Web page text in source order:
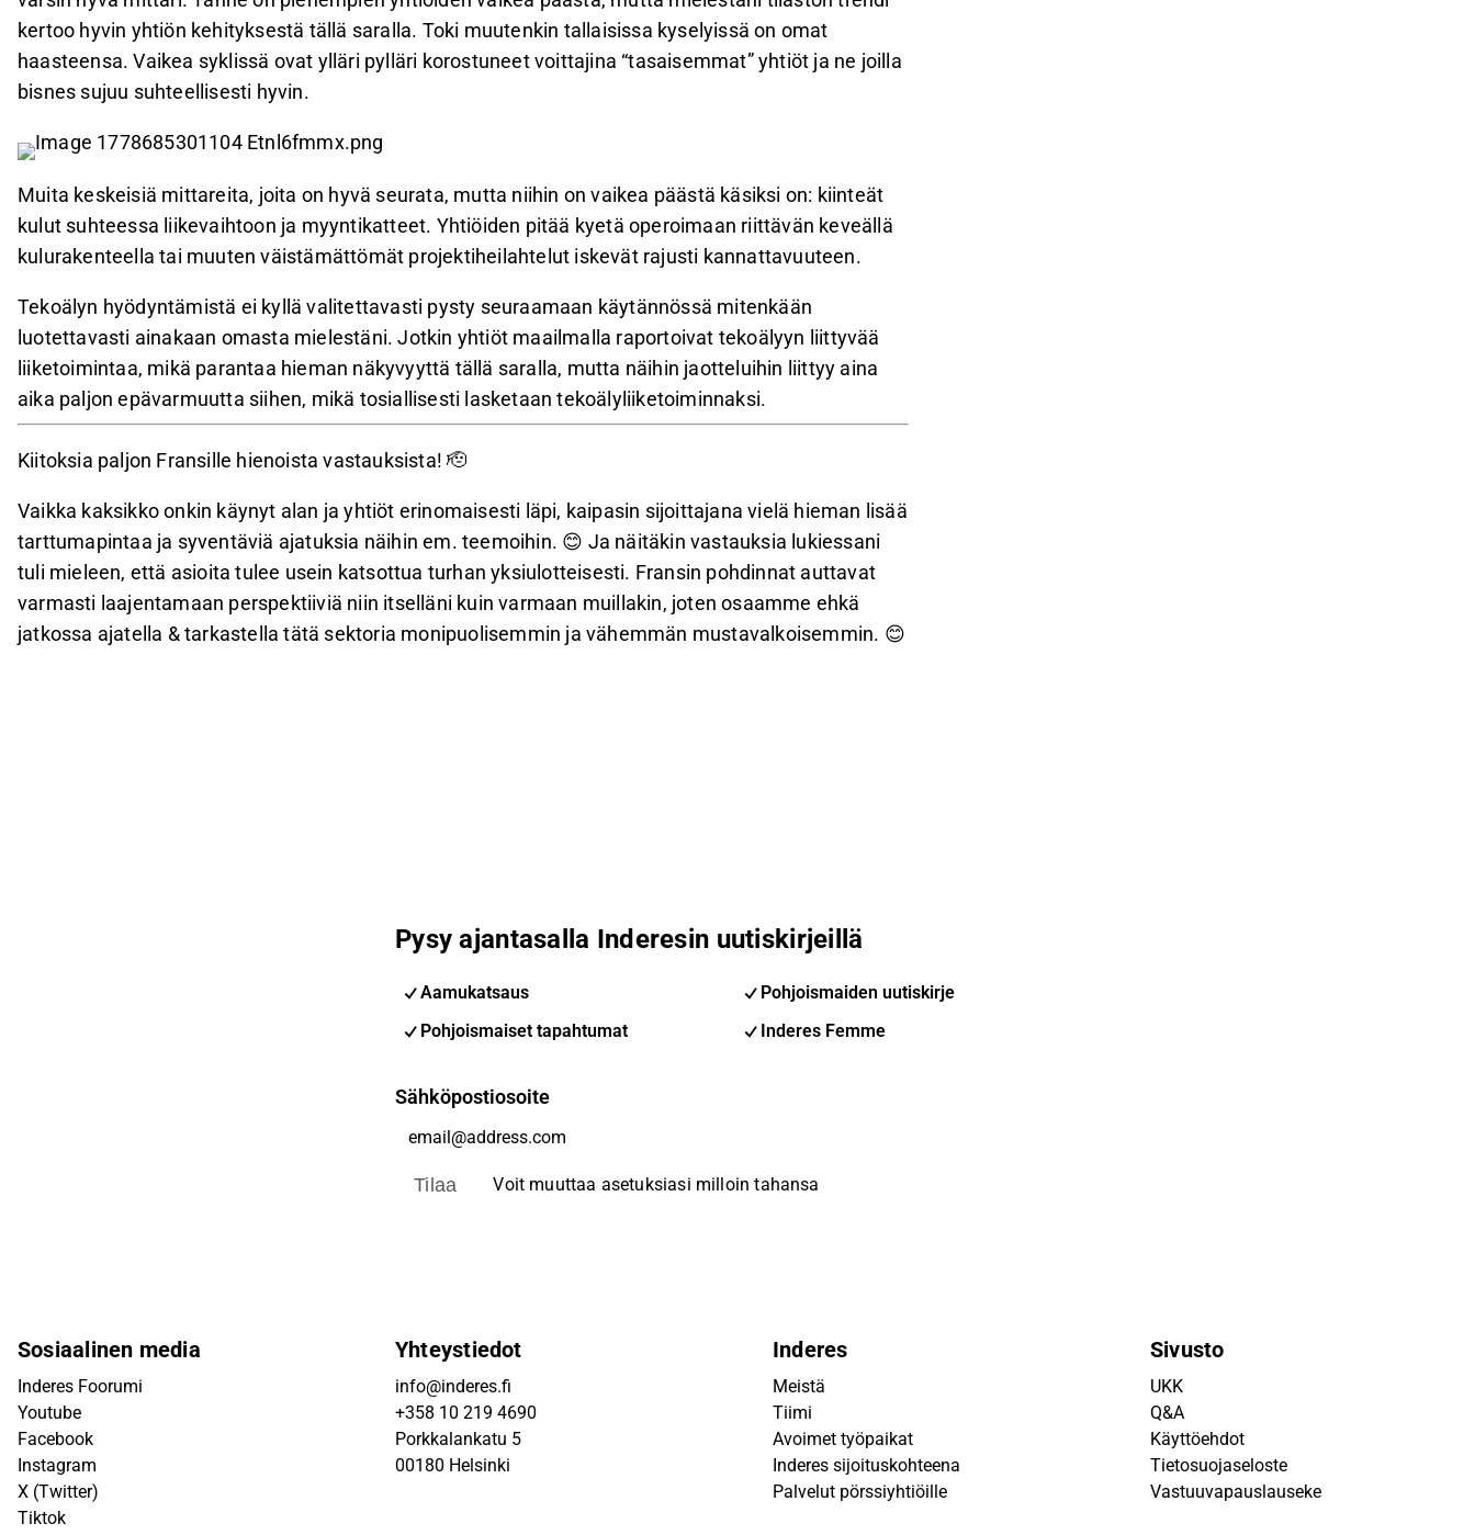
kertoo hyvin yhtiön kehityksestä tällä saralla. Toki muutenkin tallaisissa kyselyissä on omat
haasteensa. Vaikea syklissä ovat ylläri pylläri korostuneet voittajina “tasaisemmat” yhtiöt ja ne joilla
bisnes sujuu suhteellisesti hyvin.
Muita keskeisiä mittareita, joita on hyvä seurata, mutta niihin on vaikea päästä käsiksi on: kiinteät
kulut suhteessa liikevaihtoon ja myyntikatteet. Yhtiöiden pitää kyetä operoimaan riittävän keveällä
kulurakenteella tai muuten väistämättömät projektiheilahtelut iskevät rajusti kannattavuuteen.
Tekoälyn hyödyntämistä ei kyllä valitettavasti pysty seuraamaan käytännössä mitenkään
luotettavasti ainakaan omasta mielestäni. Jotkin yhtiöt maailmalla raportoivat tekoälyyn liittyvää
liiketoimintaa, mikä parantaa hieman näkyvyyttä tällä saralla, mutta näihin jaotteluihin liittyy aina
aika paljon epävarmuutta siihen, mikä tosiallisesti lasketaan tekoälyliiketoiminnaksi.
Kiitoksia paljon Fransille hienoista vastauksista! 🫡
Vaikka kaksikko onkin käynyt alan ja yhtiöt erinomaisesti läpi, kaipasin sijoittajana vielä hieman lisää
tarttumapintaa ja syventäviä ajatuksia näihin em. teemoihin. 😊 Ja näitäkin vastauksia lukiessani
tuli mieleen, että asioita tulee usein katsottua turhan yksiulotteisesti. Fransin pohdinnat auttavat
varmasti laajentamaan perspektiiviä niin itselläni kuin varmaan muillakin, joten osaamme ehkä
jatkossa ajatella & tarkastella tätä sektoria monipuolisemmin ja vähemmän mustavalkoisemmin. 😊
Pysy ajantasalla Inderesin uutiskirjeillä
Aamukatsaus
Pohjoismaiden uutiskirje
Pohjoismaiset tapahtumat
Inderes Femme
Sähköpostiosoite
Tilaa Voit muuttaa asetuksiasi milloin tahansa
Sosiaalinen media
Inderes Foorumi
Youtube
Facebook
Instagram
X (Twitter)
Tiktok
Yhteystiedot
info@inderes.fi
+358 10 219 4690
Porkkalankatu 5
00180 Helsinki
Inderes
Meistä
Tiimi
Avoimet työpaikat
Inderes sijoituskohteena
Palvelut pörssiyhtiöille
Sivusto
UKK
Q&A
Käyttöehdot
Tietosuojaseloste
Vastuuvapauslauseke